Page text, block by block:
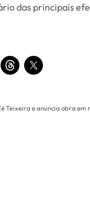
das principais
Teixeira e anuncia obra em